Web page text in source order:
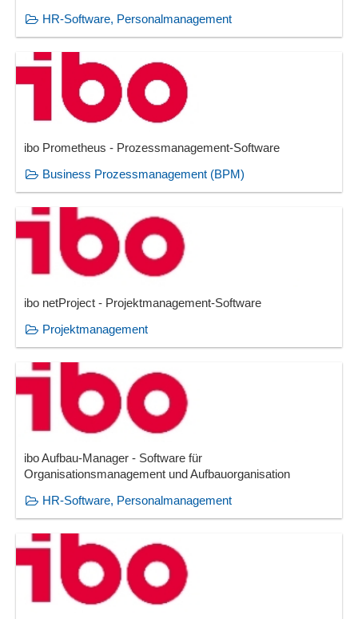
HR-Software, Personalmanagement
ibo Prometheus - Prozessmanagement-Software
Business Prozessmanagement (BPM)
ibo netProject - Projektmanagement-Software
Projektmanagement
ibo Aufbau-Manager - Software für
Organisationsmanagement und Aufbauorganisation
HR-Software, Personalmanagement